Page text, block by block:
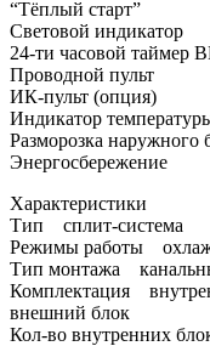
“Тёплый старт”
Световой индикатор
24-ти часовой
Проводной пульт
ИК-пульт (опция)
Индикатор
Разморозка наружного
Энергосбережение
Характеристики
Тип сплит-система
Режимы работы
Тип монтажа
Комплектация
внешний блок
Кол-во внутренних